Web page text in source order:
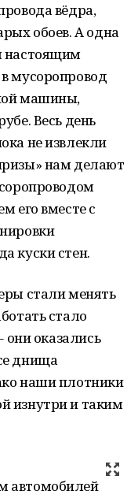
вёдра,
обоев. А одна
настоящим
мусоропровод
машины,
Весь день
не извлекли
нам делают
его вместе с
куски стен.
стали менять
стало
они оказались
днища
наши плотники
изнутри и таким
автомобилей